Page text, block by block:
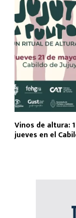
Vinos de altura:
jueves en el